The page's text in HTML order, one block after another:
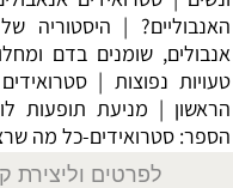
האנבוליים? | היסטוריה
אנבולים, שומנים בדם
טעויות נפוצות |
הראשון | מניעת תופעות
הספר: סטרואידים-כל מה
לפרטים וליצירת קשר